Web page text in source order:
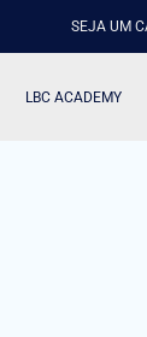
SEJA UM
LBC ACADEMY